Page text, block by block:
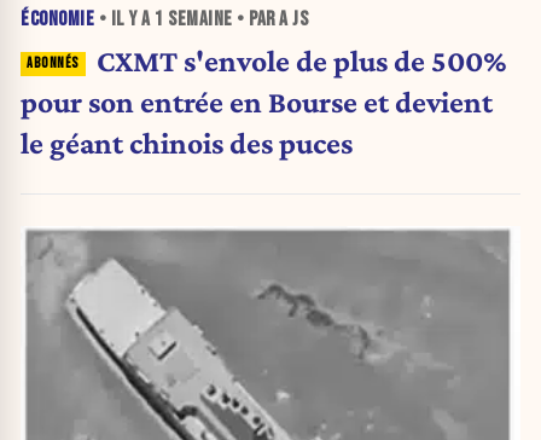
ÉCONOMIE • IL Y A 1 SEMAINE • PAR A JS
CXMT s'envole de plus de 500%
pour son entrée en Bourse et devient
le géant chinois des puces